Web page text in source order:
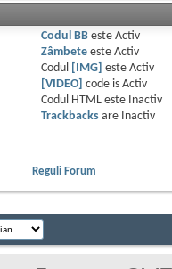
Codul BBeste Activ
Zâmbeteeste Activ
Codul
[IMG] este Activ
[VIDEO] code is Activ
Codul HTML este
Inactiv
Trackbacksare
Inactiv
Reguli Forum